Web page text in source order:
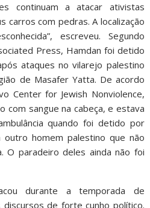
continuam a atacar ativistas
carros com pedras. A localização
escreveu. Segundo
Press, Hamdan foi detido
ataques no vilarejo palestino
de Masafer Yatta. De acordo
Center for Jewish Nonviolence,
com sangue na cabeça, e estava
quando foi detido por
homem palestino que não
O paradeiro deles ainda não foi
durante a temporada de
de forte cunho político.